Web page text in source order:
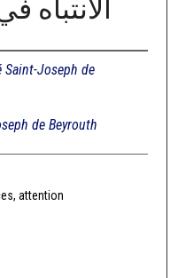
الانتباه
Saint-Joseph de
de Beyrouth
attention